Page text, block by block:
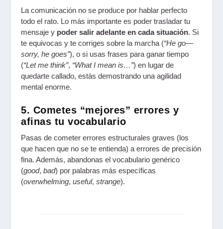
La comunicación no se produce por hablar perfecto
todo el rato. Lo más importante es poder trasladar tu
mensaje y poder salir adelante en cada situación. Si
te equivocas y te corriges sobre la marcha (“He go—
sorry, he goes”), o si usas frases para ganar tiempo
(“Let me think”, “What I mean is…”) en lugar de
quedarte callado, estás demostrando una agilidad
mental enorme.
5. Cometes “mejores” errores y
afinas tu vocabulario
Pasas de cometer errores estructurales graves (los
que hacen que no se te entienda) a errores de precisión
fina. Además, abandonas el vocabulario genérico
(good,bad) por palabras más específicas
(overwhelming,useful,strange).